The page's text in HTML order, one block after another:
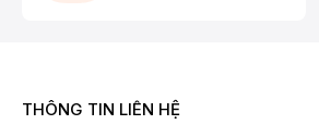
THÔNG TIN LIÊN HỆ